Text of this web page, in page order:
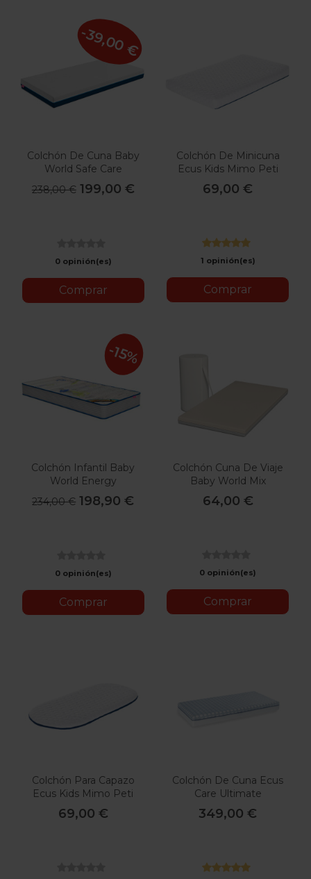
Colchón De Cuna Baby
World Safe Care
238,00 € 199,00 €
0 opinión(es)
Comprar
-39,00 €
Colchón De Minicuna
Ecus Kids Mimo Peti
69,00 €
1 opinión(es)
Comprar
Colchón Infantil Baby
World Energy
234,00 € 198,90 €
0 opinión(es)
Comprar
-15%
Colchón Cuna De Viaje
Baby World Mix
64,00 €
0 opinión(es)
Comprar
Colchón Para Capazo
Ecus Kids Mimo Peti
69,00 €
Colchón De Cuna Ecus
Care Ultimate
349,00 €